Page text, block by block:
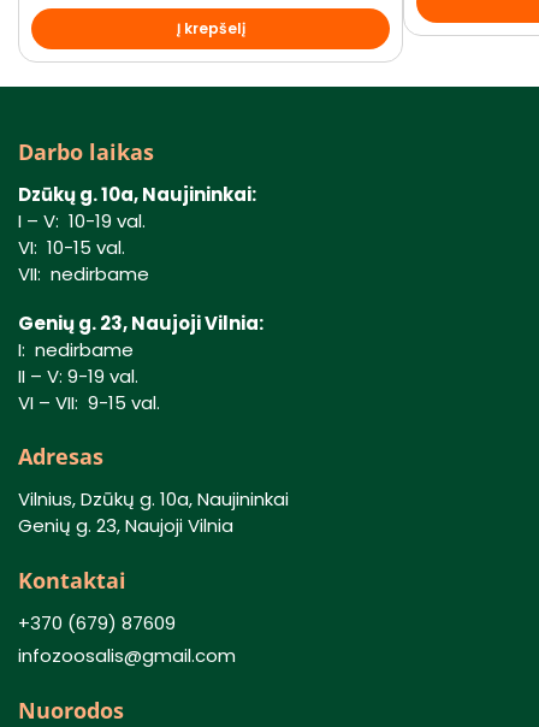
Į krepšelį
Darbo laikas
Dzūkų g. 10a, Naujininkai:
I – V: 10-19 val.
VI: 10-15 val.
VII: nedirbame
Genių g. 23, Naujoji Vilnia:
I: nedirbame
II – V: 9-19 val.
VI – VII: 9-15 val.
Adresas
Vilnius, Dzūkų g. 10a, Naujininkai
Genių g. 23, Naujoji Vilnia
Kontaktai
+370 (679) 87609
infozoosalis@gmail.com
Nuorodos